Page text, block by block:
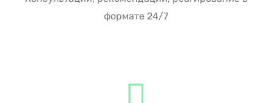
формате 24/7